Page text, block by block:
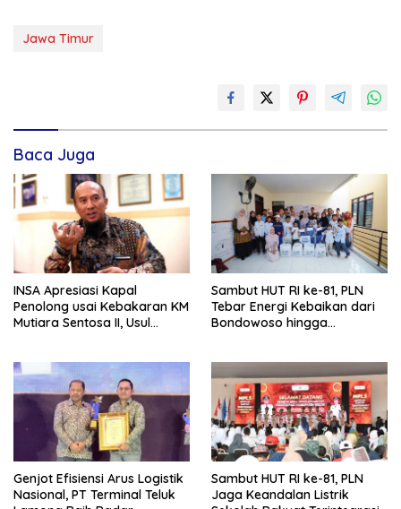
Jawa Timur
Baca Juga
INSA Apresiasi Kapal
Penolong usai Kebakaran KM
Mutiara Sentosa II, Usul
Sambut HUT RI ke-81, PLN
Tebar Energi Kebaikan dari
Bondowoso hingga
Genjot Efisiensi Arus Logistik
Nasional, PT Terminal Teluk
Sambut HUT RI ke-81, PLN
Jaga Keandalan Listrik